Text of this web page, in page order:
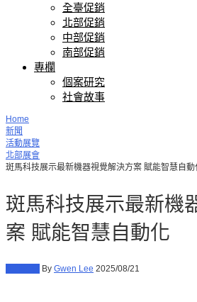
全臺促銷
北部促銷
中部促銷
南部促銷
專欄
個案研究
社會故事
Home
新聞
活動展覽
北部展會
斑馬科技展示最新機器視覺解決方案 賦能智慧自動
斑馬科技展示最新機
案 賦能智慧自動化
By Gwen Lee 2025/08/21